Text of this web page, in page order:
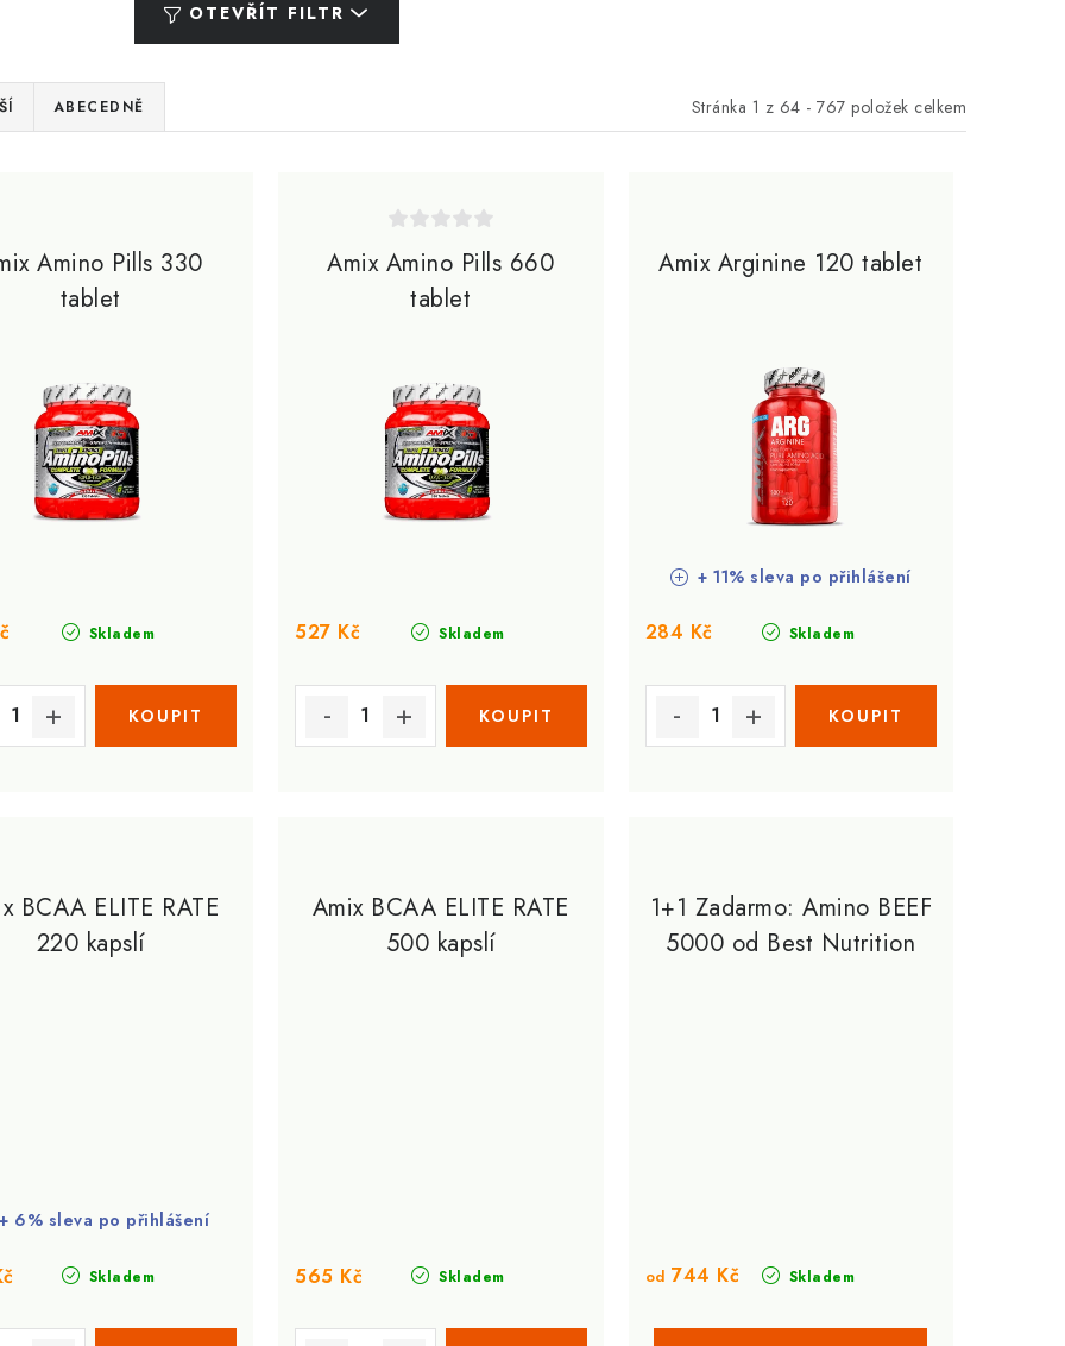
OTEVŘÍT FILTR
Stránka 1 z 64 - 767 položek celkem
ABECEDNĚ
Amino Pills 330
tablet
Skladem
Amix Amino Pills 660
tablet
Skladem
527 Kč
Amix Arginine 120 tablet
+ 11% sleva po přihlášení
Skladem
284 Kč
BCAA ELITE RATE
220 kapslí
+ 6% sleva po přihlášení
Skladem
Amix BCAA ELITE RATE
500 kapslí
Skladem
565 Kč
1+1 Zadarmo: Amino BEEF
5000 od Best Nutrition
Skladem
od 744 Kč